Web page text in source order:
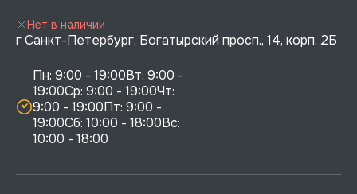
г Санкт-Петербург, Богатырский просп., 14, корп. 2Б
Пн: 9:00 - 19:00Вт: 9:00 -
19:00Ср: 9:00 - 19:00Чт:
9:00 - 19:00Пт: 9:00 -
19:00Сб: 10:00 - 18:00Вс:
10:00 - 18:00
Нет в наличии